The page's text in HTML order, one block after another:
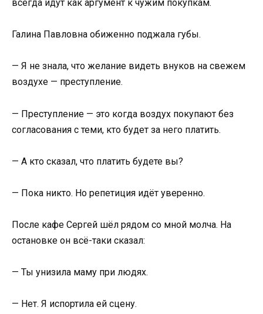
всегда идут как аргумент к чужим покупкам.
Галина Павловна обиженно поджала губы.
— Я не знала, что желание видеть внуков на свежем
воздухе — преступление.
— Преступление — это когда воздух покупают без
согласования с теми, кто будет за него платить.
— А кто сказал, что платить будете вы?
— Пока никто. Но репетиция идёт уверенно.
После кафе Сергей шёл рядом со мной молча. На
остановке он всё-таки сказал:
— Ты унизила маму при людях.
— Нет. Я испортила ей сцену.